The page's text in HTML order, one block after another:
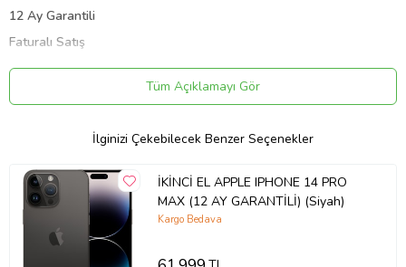
12 Ay Garantili
Faturalı Satış
Tüm fonksiyonları eksiksiz çalışır
Kozmetik durumu temiz / çok iyi seviyededir
Şarj, ses, kamera, ekran, tuşlar ve bağlantı testleri yapılmıştır
🔧 Yenileme & Kontrol Süreci
Cihazlar uzman teknik ekip tarafından kontrol edilir
Gerekli görülen parçalarda onarım veya parça değişimi yapılır
Yazılımsal ve donanımsal testlerden geçirilir
Tüm Açıklamayı Gör
İlginizi Çekebilecek Benzer Seçenekler
İKİNCİ EL APPLE IPHONE 14 PRO
MAX (12 AY GARANTİLİ) (Siyah)
Kargo Bedava